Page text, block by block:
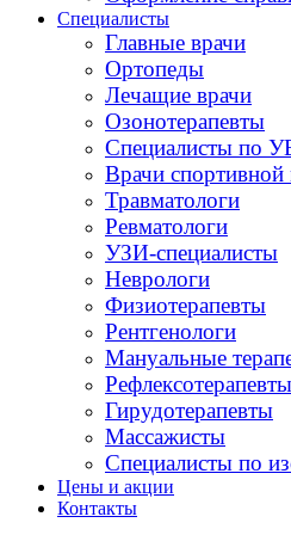
Специалисты
Главные врачи
Ортопеды
Лечащие врачи
Озонотерапевты
Специалисты по
Врачи
Травматологи
Ревматологи
УЗИ-специалисты
Неврологи
Физиотерапевты
Рентгенологи
Мануальные
Рефлексотерапевты
Гирудотерапевты
Массажисты
Специалисты по
Цены и акции
Контакты